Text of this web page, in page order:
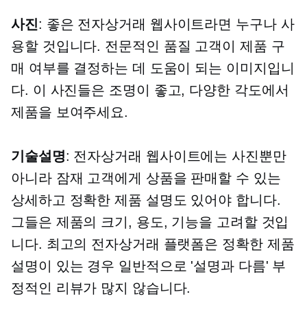
사진: 좋은 전자상거래 웹사이트라면 누구나 사
용할 것입니다. 전문적인 품질 고객이 제품 구
매 여부를 결정하는 데 도움이 되는 이미지입니
다. 이 사진들은 조명이 좋고, 다양한 각도에서
제품을 보여주세요.
기술설명: 전자상거래 웹사이트에는 사진뿐만
아니라 잠재 고객에게 상품을 판매할 수 있는
상세하고 정확한 제품 설명도 있어야 합니다.
그들은 제품의 크기, 용도, 기능을 고려할 것입
니다. 최고의 전자상거래 플랫폼은 정확한 제품
설명이 있는 경우 일반적으로 '설명과 다름' 부
정적인 리뷰가 많지 않습니다.